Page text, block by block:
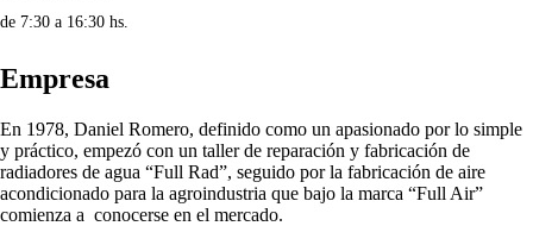
de 7:30 a 16:30 hs.
Empresa
En 1978, Daniel Romero, definido como un apasionado por lo simple
y práctico, empezó con un taller de reparación y fabricación de
radiadores de agua “Full Rad”, seguido por la fabricación de aire
acondicionado para la agroindustria que bajo la marca “Full Air”
comienza a conocerse en el mercado.